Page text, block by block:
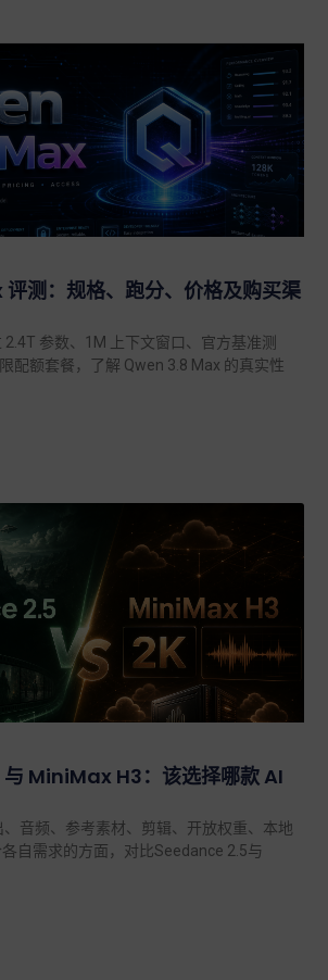
测：规格、跑分、价格及购买渠
参数、1M 上下文窗口、官方基准测
配额套餐，了解 Qwen 3.8 Max 的真实性
MiniMax H3：该选择哪款 AI
、音频、参考素材、剪辑、开放权重、本地
自需求的方面，对比Seedance 2.5与